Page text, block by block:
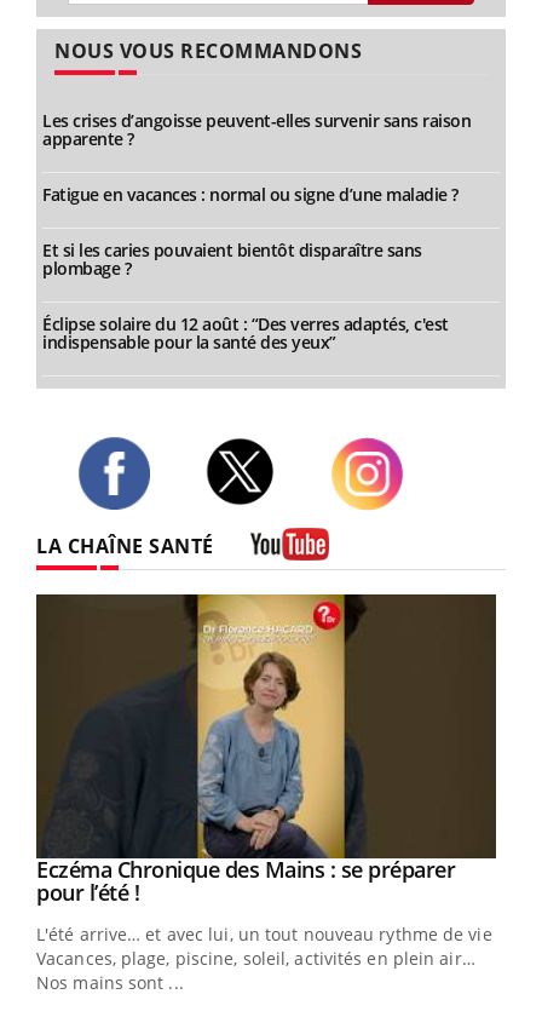
NOUS VOUS RECOMMANDONS
Les crises d’angoisse peuvent-elles survenir sans raison
apparente ?
Fatigue en vacances : normal ou signe d’une maladie ?
Et si les caries pouvaient bientôt disparaître sans
plombage ?
Éclipse solaire du 12 août : “Des verres adaptés, c'est
indispensable pour la santé des yeux”
LA CHAÎNE SANTÉ
Youtube
Eczéma Chronique des Mains : se préparer
pour l’été !Youtube
L'été arrive… et avec lui, un tout nouveau rythme de vie !
Vacances, plage, piscine, soleil, activités en plein air…
Nos mains sont ...